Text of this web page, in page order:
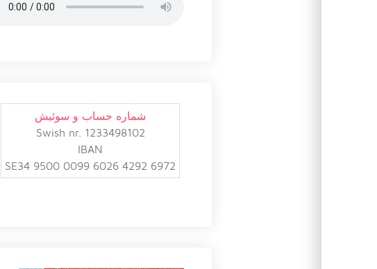
شماره حساب و سوئیش
Swish nr. 1233498102
IBAN
SE34 9500 0099 6026 4292 6972